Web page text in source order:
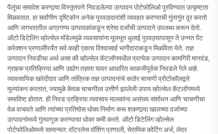
पैलूंचा समावेश करणार्‍या विस्तृतपणे निवडलेल्या उत्पादन पोर्टफोलिओ पुरविण्यात उत्कृष्टता
मिळवतात. हा सर्वांगीण दृष्टिकोन अनेक पुरवठादारांशी व्यवहार करण्याची गुंतागुंत दूर करतो
आणि जगभरातील अग्रगण्य उत्पादकांकडून श्रेष्ठ दर्जाची उत्पादने उपलब्ध करून देतो.
ऑटो डिटेलिंग व्होल्सेल मॉडेलमुळे व्यवसायांना मूलभूत धुलाई पुरवठ्यापासून ते उन्नत पेंट
करेक्शन प्रणालींपर्यंत सर्व काही एकाच विश्वासार्ह भागीदाराकडून मिळविता येते. तज्ञ
उत्पादन निवडीचा अर्थ असा की व्होल्सेल कॅटलॉगमधील प्रत्येक उत्पादन कामगिरी मानदंड,
ग्राहक प्रतिक्रिया आणि उद्योग तज्ञता यावर आधारित काळजीपूर्वक निवडले गेले आहे.
व्यावसायिक खरेदीदार आणि तांत्रिक तज्ञ उत्पादनांचे कठोर चाचणी प्रोटोकॉलद्वारे
मूल्यांकन करतात, ज्यामुळे केवळ चाचणीला उत्तीर्ण झालेली उपाय व्होल्सेल कॅटलॉगमध्ये
समाविष्ट होतात. ही निवड प्रक्रिया व्यवसाय मालकांना असंख्य संशोधन आणि चाचणीचा
वेळ वाचवते आणि त्यांच्या प्रतिष्ठेस धोका निर्माण करू शकणार्‍या खालच्या दर्जाच्या
उत्पादनांमध्ये गुंतवणूक करण्याचा धोका कमी करते. ऑटो डिटेलिंग व्होल्सेल
पोर्टफोलिओमध्ये सामान्यत: वॉटरलेस वॉशिंग प्रणाली, सेरामिक कोटिंग अर्ज, लेदर